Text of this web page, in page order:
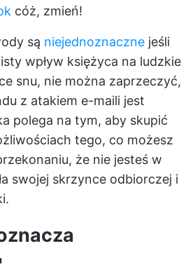
cóż, zmień!
są niejednoznaczne jeśli
wpływ księżyca na ludzkie
snu, nie można zaprzeczyć,
z atakiem e-maili jest
polega na tym, aby skupić
tego, co możesz
że nie jesteś w
swojej skrzynce odbiorczej i